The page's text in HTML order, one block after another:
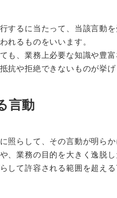
するに当たって、当該言動
れるものをいいます。
も、業務上必要な知識や豊
抗や拒絶できないものが挙げ
言動
照らして、その言動が明ら
、業務の目的を大きく逸脱
て許容される範囲を超える